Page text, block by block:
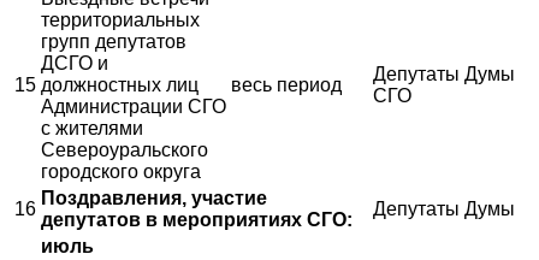
15
территориальных
групп депутатов
ДСГО и
должностных лиц
Администрации СГО
с жителями
Североуральского
городского округа
весь период
Депутаты Думы
СГО
16
Поздравления, участие
депутатов в мероприятиях СГО:
Депутаты Думы
июль